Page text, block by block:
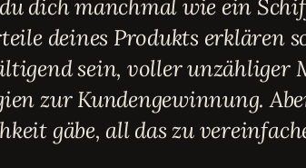
dich manchmal wie ein
deines Produkts erklären
sein, voller unzähliger
zur Kundengewinnung.
gäbe, all das zu